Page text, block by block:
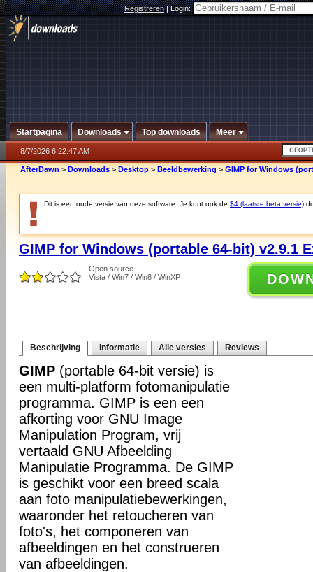
Registreren|Login:
Startpagina Downloads Top downloads Meer
8/7/2026 6:22:47 AM
AfterDawn > Downloads > Desktop > Beeldbewerking > GIMP for Windows
Dit is een oude versie van deze software. Je kunt ook de $4 (laatste beta versie)
GIMP for Windows (portable 64-bit) v2.9.1
Open source
Vista / Win7 / Win8 / WinXP
Beschrijving Informatie Alle versies Reviews
GIMP (portable 64-bit versie) is
een multi-platform fotomanipulatie
programma. GIMP is een een
afkorting voor GNU Image
Manipulation Program, vrij
vertaald GNU Afbeelding
Manipulatie Programma. De GIMP
is geschikt voor een breed scala
aan foto manipulatiebewerkingen,
waaronder het retoucheren van
foto's, het componeren van
afbeeldingen en het construeren
van afbeeldingen.